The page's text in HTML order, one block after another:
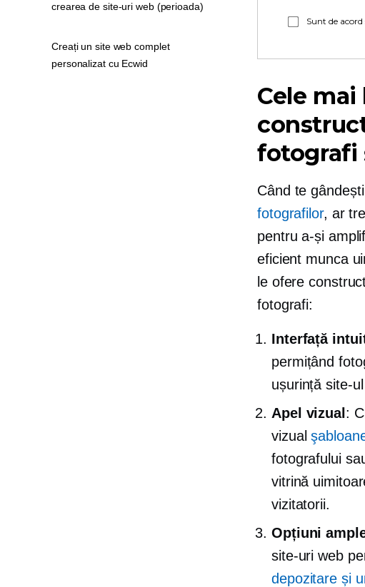
Sunt de
Cele
fotografi
Când te
fotografilor, ar
pentru a-și
eficient munca
le ofere
fotografi:
Interfață
permițând
ușurință site-
Apel vizual :
vizual
fotografului
vitrină
vizitatorii.
Opțiuni
site-uri web
depozitare și
crearea de site-uri web (perioada)
Creați un site web complet
personalizat cu Ecwid